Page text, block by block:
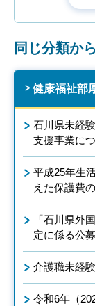
同じ分類か
健康福祉部
石川県未経
支援事業に
平成25年生
えた保護費
「石川県外
定に係る公
介護職未経
令和6年（